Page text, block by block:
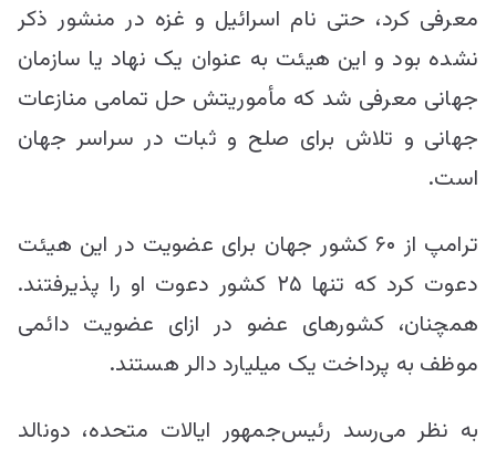
معرفی کرد، حتی نام اسرائیل و غزه در منشور ذکر
نشده بود و این هیئت به عنوان یک نهاد یا سازمان
جهانی معرفی شد که مأموریتش حل تمامی منازعات
جهانی و تلاش برای صلح و ثبات در سراسر جهان
است.
ترامپ از ۶۰ کشور جهان برای عضویت در این هیئت
دعوت کرد که تنها ۲۵ کشور دعوت او را پذیرفتند.
همچنان، کشورهای عضو در ازای عضویت دائمی
موظف به پرداخت یک میلیارد دالر هستند.
به نظر می‌رسد رئیس‌جمهور ایالات متحده، دونالد